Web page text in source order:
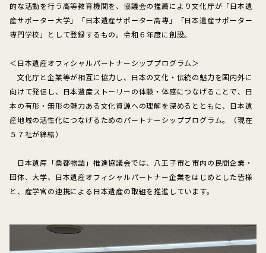
的な活動を行う高等教育機関を、協議会の推薦により文化庁が「日本遺
産サポーター大学」「日本遺産サポーター高専」「日本遺産サポーター
専門学校」として登録するもの。令和６年度に創設。
＜日本遺産オフィシャルパートナーシッププログラム＞
文化庁と企業等が相互に協力し、日本の文化・伝統の魅力を国内外に
向けて発信し、日本遺産ストーリーの体験・体感につなげることで、日
本の有形・無形の魅力ある文化資源への理解を深めるとともに、日本遺
産地域の活性化につなげるためのパートナーシッププログラム。（現在
５７社が締結）
日本遺産「桑都物語」推進協議会では、八王子市と市内の民間企業・
団体、大学、日本遺産オフィシャルパートナー企業をはじめとした皆様
と、産学官の連携による日本遺産の取組を推進しています。